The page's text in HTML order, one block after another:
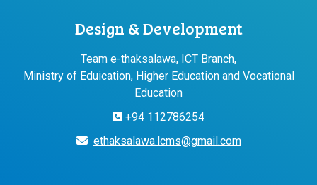
Design & Development
Team e-thaksalawa, ICT Branch,
Ministry of Eduication, Higher Education and Vocational
Education
+94 112786254
ethaksalawa.lcms@gmail.com